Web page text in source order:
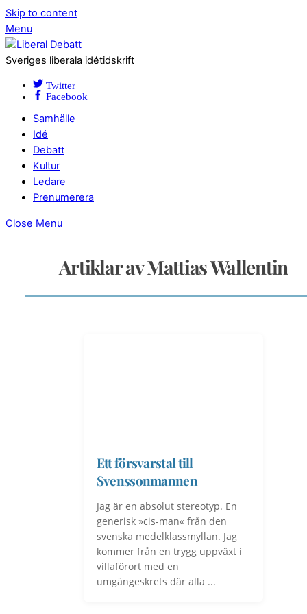
Skip to content
Menu
Sveriges liberala idétidskrift
Twitter
Facebook
Samhälle
Idé
Debatt
Kultur
Ledare
Prenumerera
Close Menu
Artiklar av Mattias Wallentin
Ett försvarstal till
Svenssonmannen
Jag är en absolut stereotyp. En
generisk »cis-man« från den
svenska medelklassmyllan. Jag
kommer från en trygg uppväxt i
villaförort med en
umgängeskrets där alla ...